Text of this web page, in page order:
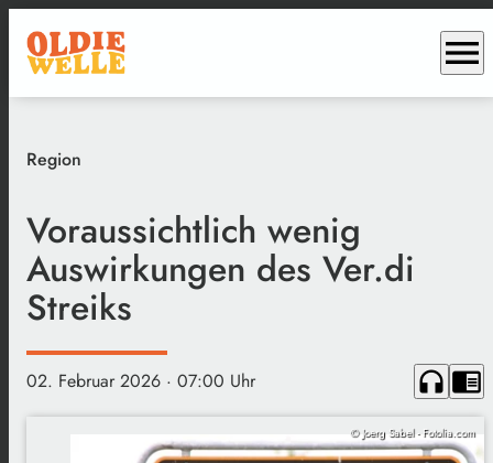
menu
Region
Voraussichtlich wenig
Auswirkungen des Ver.di
Streiks
02. Februar 2026 · 07:00 Uhr headphones chrome_reader_mode
© Joerg Sabel - Fotolia.com